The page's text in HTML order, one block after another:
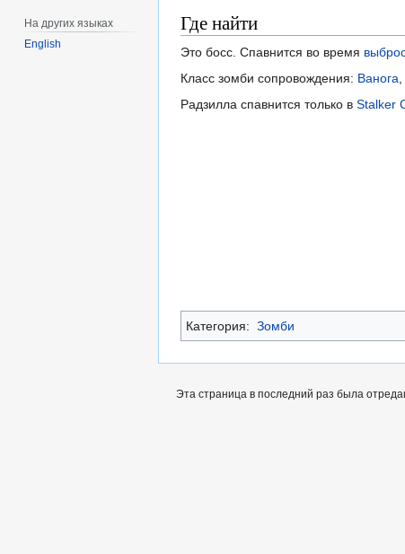
Где найти
Это босс. Спавнится во время
Класс зомби сопровождения: Ванога,
Радзилла спавнится только в Stalker
Категория: Зомби
На других языках
English
Эта страница в последний раз была